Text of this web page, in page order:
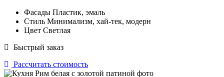
Фасады Пластик, эмаль
Стиль Минимализм, хай-тек, модерн
Цвет Светлая
Быстрый заказ
Рассчитать стоимость